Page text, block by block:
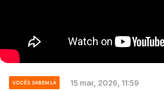
VOCÊS SABEM LÁ 15 mar, 2026, 11:59